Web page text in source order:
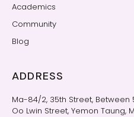
Academics
Community
Blog
ADDRESS
Ma-84/2, 35th Street,
Oo Lwin Street, Yemon Taung,